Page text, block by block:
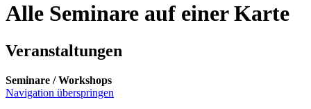
Alle Seminare auf einer Karte
Veranstaltungen
Seminare / Workshops
Navigation überspringen